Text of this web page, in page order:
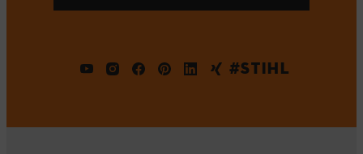
#STIHL